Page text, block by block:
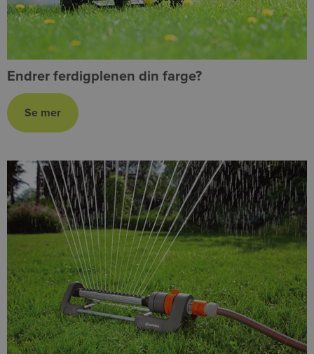
Endrer ferdigplenen din farge?